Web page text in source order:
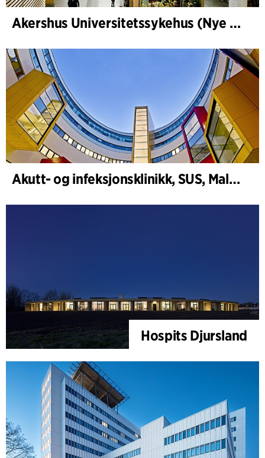
Akershus Universitetssykehus (Nye Ahus)
Akutt- og infeksjonsklinikk, SUS, Malmö
Hospits Djursland